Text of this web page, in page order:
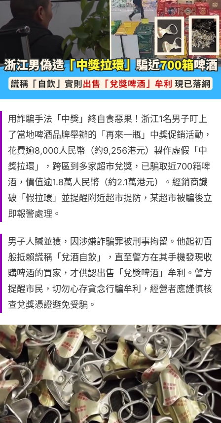
用詐騙手法「中獎」終自食惡果！浙江1名男子盯上
了當地啤酒品牌舉辦的「再來一瓶」中獎促銷活動，
花費逾8,000人民幣（約9,256港元）製作虛假「中
獎拉環」，跨區到多家超市兌獎，已騙取近700箱啤
酒，價值逾1.8萬人民幣（約2.1萬港元）。經銷商識
破「假拉環」並提醒附近超市提防，某超市被騙後立
即報警處理。
男子人贓並獲，因涉嫌詐騙罪被刑事拘留。他起初百
般抵賴謊稱「兌酒自飲」，直至警方在其手機發現收
購啤酒的買家，才供認出售「兌獎啤酒」牟利。警方
提醒市民，切勿心存貪念行騙牟利，經營者應謹慎核
查兌獎憑證避免受騙。